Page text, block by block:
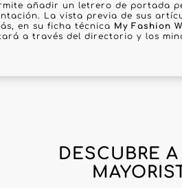
añadir un letrero de portada
La vista previa de sus
en su ficha técnica My Fashion
a través del directorio y los
DESCUBRE